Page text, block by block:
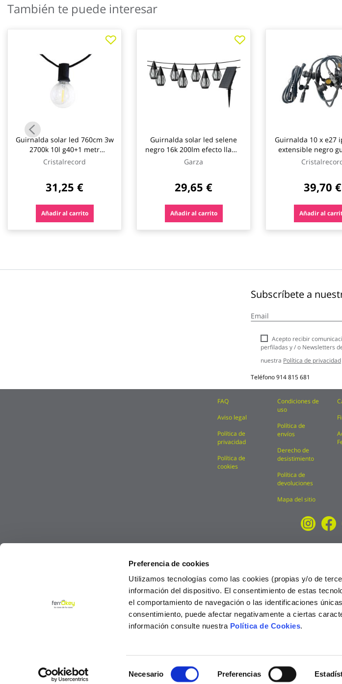
Preferencia de cookies
Utilizamos tecnologías como las cookies (propias y/o de
información del dispositivo. El consentimiento de estas
el comportamiento de navegación o las identificaciones
consentimiento, puede afectar negativamente a ciertas
información consulte nuestra Política de Cookies.
Necesario Preferencias
de
También te puede interesar
Guirnalda solar led 760cm 3w
2700k 10l g40+1 metr
guirnalda solar led 760cm 3w
Cristalrecord
31,25 €
Añadir al carrito
Guirnalda solar led selene
negro 16k 200lm efecto llama
garza
Garza
29,65 €
Añadir al carrito
Guirnalda 10 x e27
extensible negro
10x e27 ip44 7.5m
39,70 €
Añadir al
Subscríbete a
a
boletín
noticias:
Acepto recibir
perfiladas y / o Newsletters
nuestra Política de privacidad
Teléfono914 815 681
FAQ
Aviso legal
Política de
privacidad
Política de
cookies
Condiciones de
uso
Política de
envíos
Derecho de
desistimiento
Política de
devoluciones
Mapa del sitio
© Ferrokey todos los derechos reservados 2025